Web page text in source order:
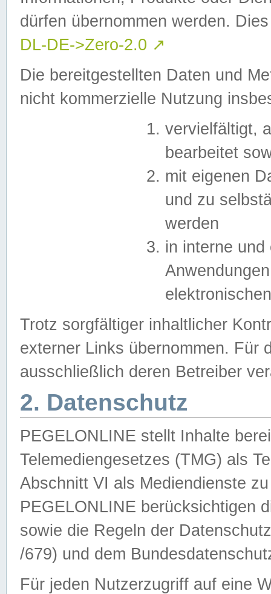
dürfen übernommen werden.
DL-DE->Zero-2.0 ↗
Die bereitgestellten Daten und
nicht kommerzielle Nutzung
vervielfältigt,
bearbeitet
mit eigenen
und zu
werden
in interne
Trotz sorgfältiger inhaltlicher
externer Links übernommen. Für
ausschließlich deren Betreiber
2. Datenschutz
PEGELONLINE stellt Inhalte
Telemediengesetzes (TMG) als
Abschnitt VI als Mediendienste
PEGELONLINE berücksichtigen
sowie die Regeln der
/679) und dem
Für jeden Nutzerzugriff auf eine